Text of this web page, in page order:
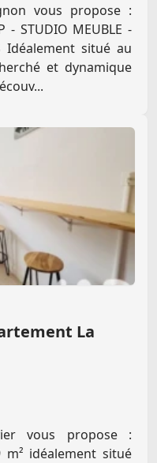
vous propose :
- STUDIO MEUBLE -
Idéalement situé au
et dynamique
La
vous propose :
idéalement situé